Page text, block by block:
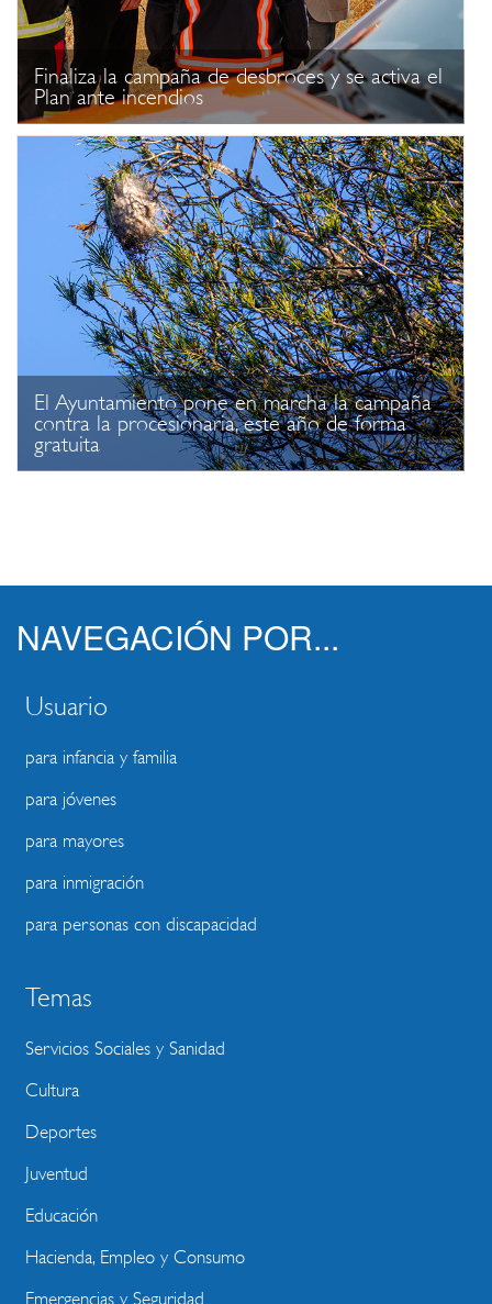
Finaliza la campaña de desbroces y se activa el
Plan ante incendios
El Ayuntamiento pone en marcha la campaña
contra la procesionaria, este año de forma
gratuita
NAVEGACIÓN POR...
Usuario
para infancia y familia
para jóvenes
para mayores
para inmigración
para personas con discapacidad
Temas
Servicios Sociales y Sanidad
Cultura
Deportes
Juventud
Educación
Hacienda, Empleo y Consumo
Emergencias y Seguridad